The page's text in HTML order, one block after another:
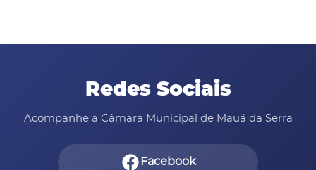
Redes Sociais
Acompanhe a Câmara Municipal de Mauá da Serra
Facebook